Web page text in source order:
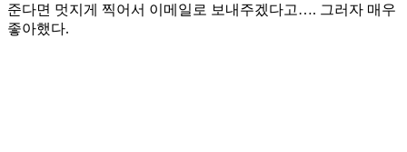
준다면 멋지게 찍어서 이메일로 보내주겠다고…. 그러자 매우
좋아했다.